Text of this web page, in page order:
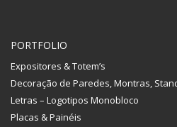
PORTFOLIO
Expositores & Totem’s
Decoração de Paredes, Montras,
Letras – Logotipos Monobloco
Placas & Painéis